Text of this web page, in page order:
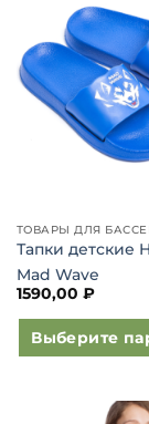
выбрать
странице
товара.
ТОВАРЫ ДЛЯ
Тапки детские
Mad Wave
1590,00 ₽
Выберите